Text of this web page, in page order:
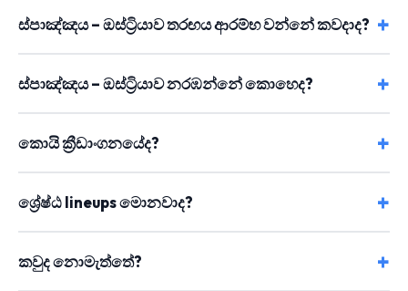
ස්පාඤ්ඤය – ඔස්ට්‍රියාව තරඟය ආරම්භ වන්නේ කවදාද?
ස්පාඤ්ඤය – ඔස්ට්‍රියාව නරඹන්නේ කොහෙද?
කොයි ක්‍රීඩාංගනයේද?
ශ්‍රේෂ්ඨ lineups මොනවාද?
කවුද නොමැත්තේ?